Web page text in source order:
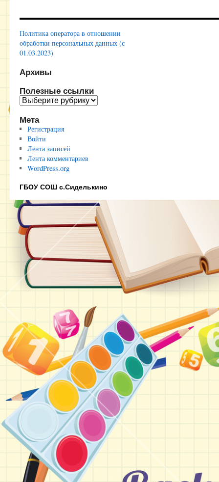
Политика оператора в отношении
обработки персональных данных (с
01.03.2023)
Архивы
Полезные ссылки
Полезные
Мета
Регистрация
Войти
Лента записей
Лента комментариев
WordPress.org
ГБОУ СОШ с.Сиделькино